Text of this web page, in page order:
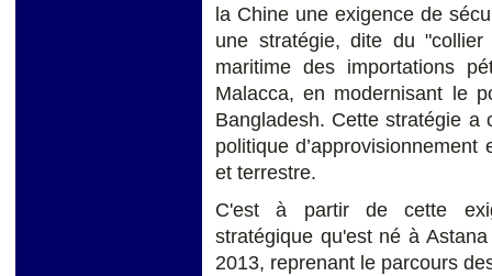
la Chine une exigence de
une stratégie, dite du
maritime des importations
Malacca, en modernisant le
Bangladesh. Cette stratégie a
politique
et terrestre.
C'est à partir de cette
stratégique qu'est né à
2013, reprenant le parcours